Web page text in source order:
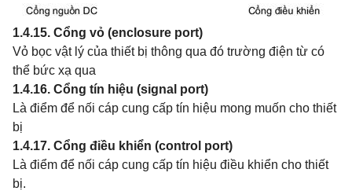
1.4.15. Cổng vỏ (enclosure port)
Vỏ bọc vật lý của thiết bị thông qua đó trường điện từ có
thể bức xạ qua
1.4.16. Cổng tín hiệu (signal port)
Là điểm để nối cáp cung cấp tín hiệu mong muốn cho thiết
bị
1.4.17. Cổng điều khiển (control port)
Là điểm để nối cáp cung cấp tín hiệu điều khiển cho thiết
bị.